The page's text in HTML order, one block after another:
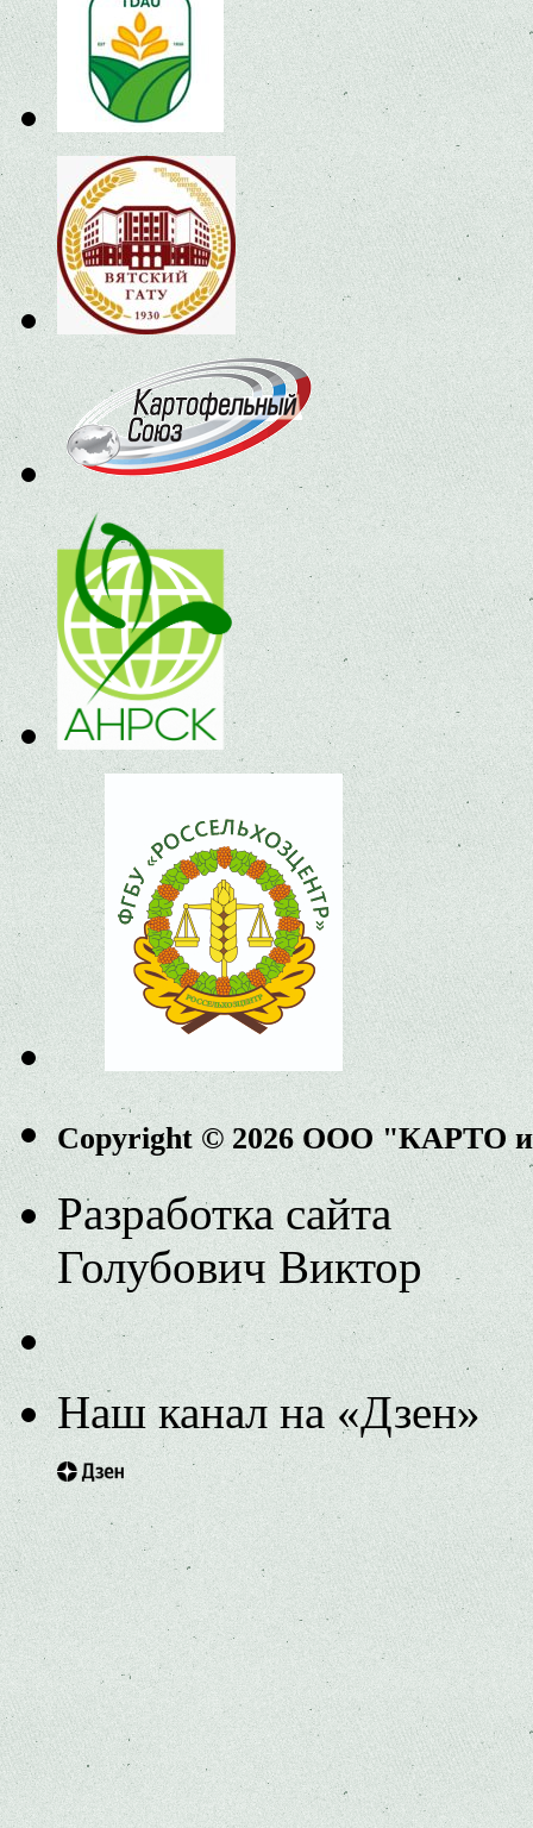
Copyright © 2026 ООО "КАРТО
Разработка сайта
Голубович Виктор
Наш канал на «Дзен»